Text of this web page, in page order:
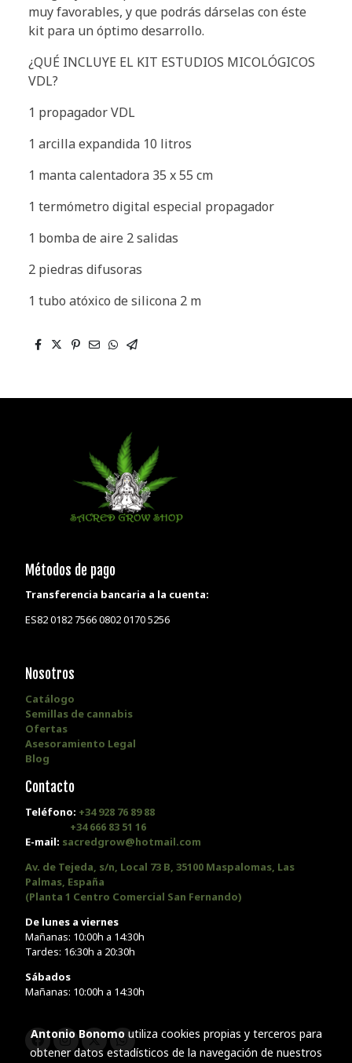
muy favorables, y que podrás dárselas con éste
kit para un óptimo desarrollo.
¿QUÉ INCLUYE EL KIT ESTUDIOS MICOLÓGICOS
VDL?
1 propagador VDL
1 arcilla expandida 10 litros
1 manta calentadora 35 x 55 cm
1 termómetro digital especial propagador
1 bomba de aire 2 salidas
2 piedras difusoras
1 tubo atóxico de silicona 2 m
Métodos de pago
Transferencia bancaria a la cuenta:
ES82 0182 7566 0802 0170 5256
Nosotros
Catálogo
Semillas de cannabis
Ofertas
Asesoramiento Legal
Blog
Contacto
Teléfono: +34 928 76 89 88
+34 666 83 51 16
E-mail: sacredgrow@hotmail.com
Av. de Tejeda, s/n, Local 73 B, 35100 Maspalomas, Las
Palmas, España
(Planta 1 Centro Comercial San Fernando)
De lunes a viernes
Mañanas: 10:00h a 14:30h
Tardes: 16:30h a 20:30h
Sábados
Mañanas: 10:00h a 14:30h
Antonio Bonomoutiliza cookies propias y terceros para
obtener datos estadísticos de la navegación de nuestros